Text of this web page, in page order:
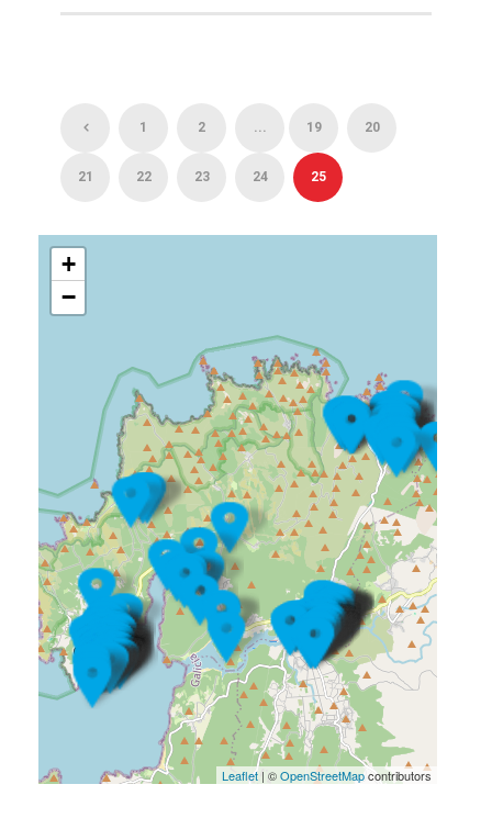
1 2 ... 19 20
21 22 23 24 25
+
−
Leaflet| ©OpenStreetMapcontributors